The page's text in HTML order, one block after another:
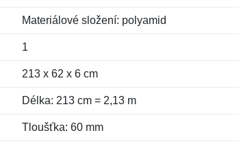
Materiálové složení: polyamid
1
213 x 62 x 6 cm
Délka: 213 cm = 2,13 m
Tloušťka: 60 mm